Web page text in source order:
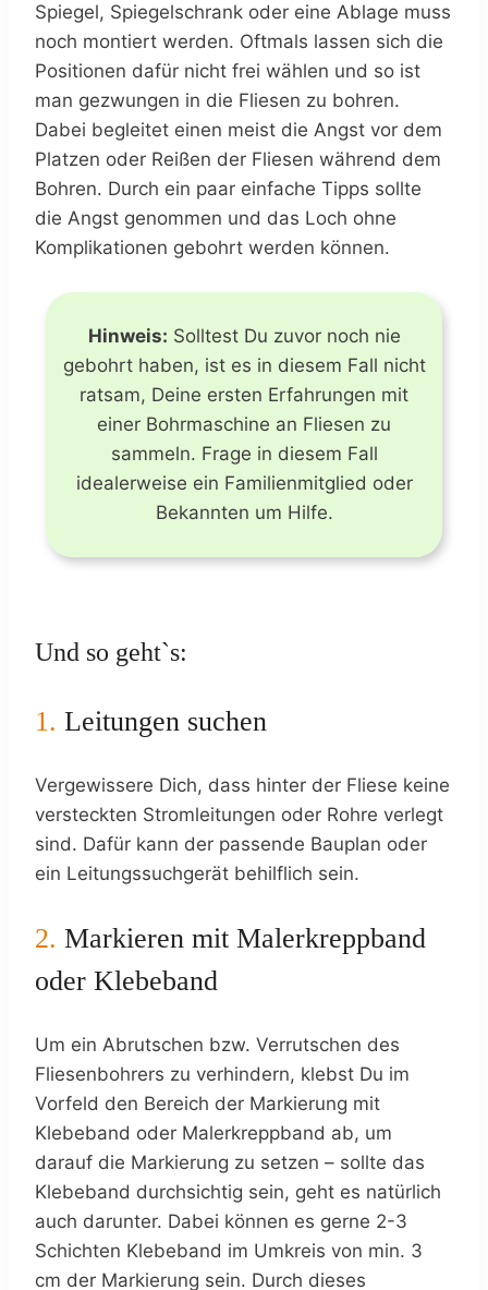
Spiegel, Spiegelschrank oder eine Ablage muss
noch montiert werden. Oftmals lassen sich die
Positionen dafür nicht frei wählen und so ist
man gezwungen in die Fliesen zu bohren.
Dabei begleitet einen meist die Angst vor dem
Platzen oder Reißen der Fliesen während dem
Bohren. Durch ein paar einfache Tipps sollte
die Angst genommen und das Loch ohne
Komplikationen gebohrt werden können.
Hinweis: Solltest Du zuvor noch nie
gebohrt haben, ist es in diesem Fall nicht
ratsam, Deine ersten Erfahrungen mit
einer Bohrmaschine an Fliesen zu
sammeln. Frage in diesem Fall
idealerweise ein Familienmitglied oder
Bekannten um Hilfe.
Und so geht`s:
1. Leitungen suchen
Vergewissere Dich, dass hinter der Fliese keine
versteckten Stromleitungen oder Rohre verlegt
sind. Dafür kann der passende Bauplan oder
ein Leitungssuchgerät behilflich sein.
2. Markieren mit Malerkreppband
oder Klebeband
Um ein Abrutschen bzw. Verrutschen des
Fliesenbohrers zu verhindern, klebst Du im
Vorfeld den Bereich der Markierung mit
Klebeband oder Malerkreppband ab, um
darauf die Markierung zu setzen – sollte das
Klebeband durchsichtig sein, geht es natürlich
auch darunter. Dabei können es gerne 2-3
Schichten Klebeband im Umkreis von min. 3
cm der Markierung sein. Durch dieses